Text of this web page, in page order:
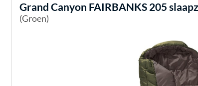
Grand Canyon FAIRBANKS 205
(Groen)